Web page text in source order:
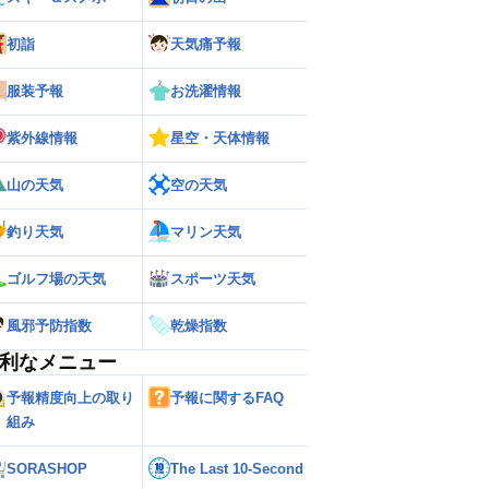
初詣 天気痛予報
服装予報 お洗濯情報
紫外線情報 星空・天体情報
山の天気 空の天気
釣り天気 マリン天気
ゴルフ場の天気 スポーツ天気
風邪予防指数 乾燥指数
なメニュー
予報精度向上の取り
組み
予報に関するFAQ
SORASHOP The Last 10-Second